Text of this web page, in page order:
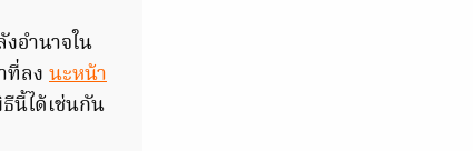
อำนาจใน
ที่ลง นะหน้า
นี้ได้เช่นกัน